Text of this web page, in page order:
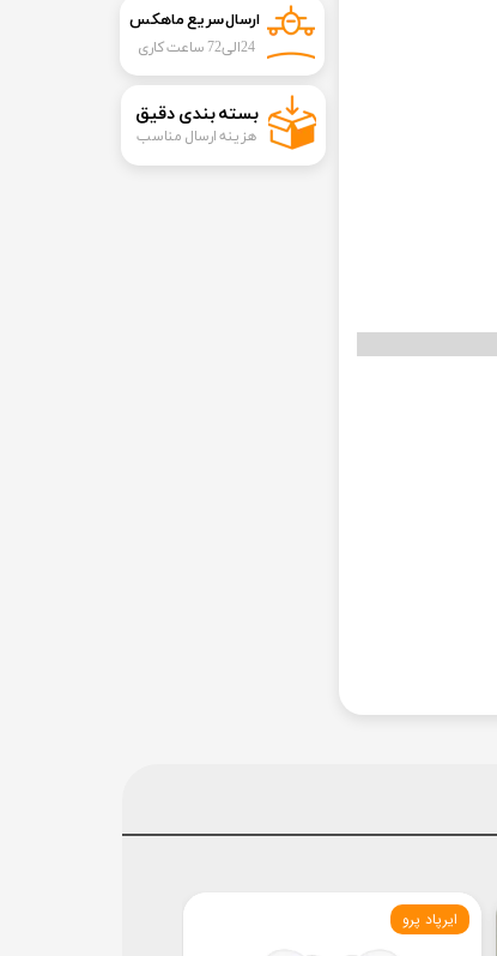
ارسال سریع ماهکس
24الی72 ساعت کاری
​بسته بندی دقیق​​​​​​​
هزینه ارسال مناسب
ایرپاد پرو